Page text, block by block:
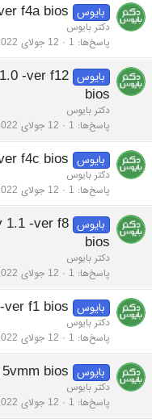
بایوس f4a bios
دکتر بایوس
پاسخ‌ها 1 12 جولای 2022
بایوس -ver f12
bios
دکتر بایوس
پاسخ‌ها 1 12 جولای 2022
بایوس f4c bios
دکتر بایوس
پاسخ‌ها 1 12 جولای 2022
بایوس 1.1 -ver f8
bios
دکتر بایوس
پاسخ‌ها 1 12 جولای 2022
بایوس f1 bios
دکتر بایوس
پاسخ‌ها 1 12 جولای 2022
بایوس bios
دکتر بایوس
پاسخ‌ها 1 12 جولای 2022